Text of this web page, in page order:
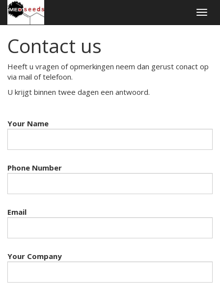
Contact us
Heeft u vragen of opmerkingen neem dan gerust conact op
via mail of telefoon.
U krijgt binnen twee dagen een antwoord.
Your Name
Phone Number
Email
Your Company